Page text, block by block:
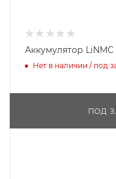
Аккумулятор
Нет в наличии / под
ПОД